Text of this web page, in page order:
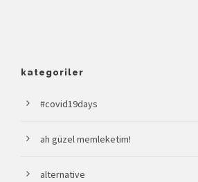
kategoriler
#covid19days
ah güzel memleketim!
alternative